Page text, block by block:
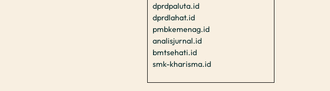
dprdpaluta.id
dprdlahat.id
pmbkemenag.id
analisjurnal.id
bmtsehati.id
smk-kharisma.id